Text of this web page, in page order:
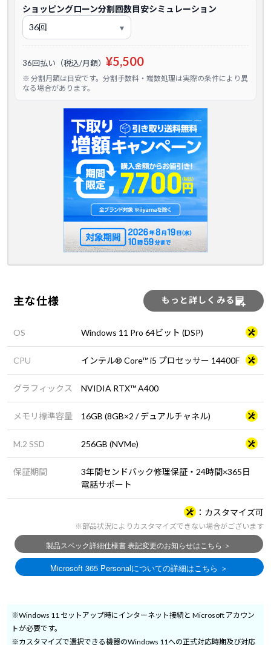
ショッピングローン分割回数目安シミュレーション
36回払い（税込/月額） ¥5,500
※ 分割月額は目安です。分割手数料・端数処理は実際の条件により異
なる場合があります。
主な仕様 もっと詳しくみる
OS Windows 11 Pro 64ビット (DSP)
CPU インテル® Core™ i5 プロセッサー 14400F
グラフィックス NVIDIA RTX™ A400
メモリ標準容量 16GB (8GB×2 / デュアルチャネル)
M.2 SSD 256GB (NVMe)
保証期間
3年間センドバック修理保証・24時間×365日
電話サポート
カスタマイズ可
※部品状況によりカスタマイズできない場合がございます
※Windows 11 セットアップ時にインターネット接続と Microsoft アカウン
トが必要です。
※カスタマイズで選択できる機器のWindows 11への正式対応時期及び対応